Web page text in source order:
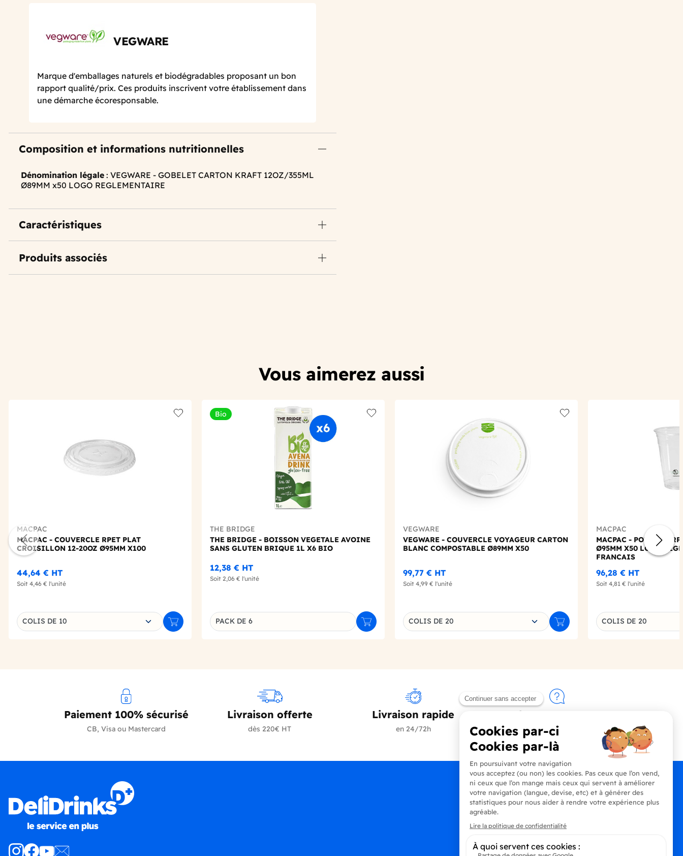
VEGWARE
Marque d'emballages naturels et biodégradables proposant un bon
rapport qualité/prix. Ces produits inscrivent votre établissement dans
une démarche écoresponsable.
Composition et informations nutritionnelles
Dénomination légale : VEGWARE - GOBELET CARTON KRAFT 12OZ/355ML
Ø89MM x50 LOGO REGLEMENTAIRE
Caractéristiques
Produits associés
Vous aimerez aussi
Add to wishlist
MACPAC
MACPAC - COUVERCLE RPET PLAT
CROISILLON 12-20OZ Ø95MM X100
44,64 € HT
Soit 4,46 € l'unité
Choisissez une déclinaison
COLIS DE 10 Ajouter au panier
Bio
THE BRIDGE
THE BRIDGE - BOISSON VEGETALE AVOINE
SANS GLUTEN BRIQUE 1L X6 BIO
12,38 € HT
Soit 2,06 € l'unité
Déclinaison du produit
PACK DE 6 Ajouter au panier
VEGWARE
VEGWARE - COUVERCLE VOYAGEUR CARTON
BLANC COMPOSTABLE Ø89MM X50
99,77 € HT
Soit 4,99 € l'unité
Choisissez une déclinaison
COLIS DE 20 Ajouter au panier
MACPAC
MACPAC - POT FLEX
Ø95MM X50 LOGO
FRANCAIS
96,28 € HT
Soit 4,81 € l'unité
Choisissez une
COLIS DE 20
Paiement 100% sécurisé
CB, Visa ou Mastercard
Livraison offerte
dès 220€ HT
Livraison rapide
en 24/72h
Contactez-nous
+33 (0)4 90 91 20 80